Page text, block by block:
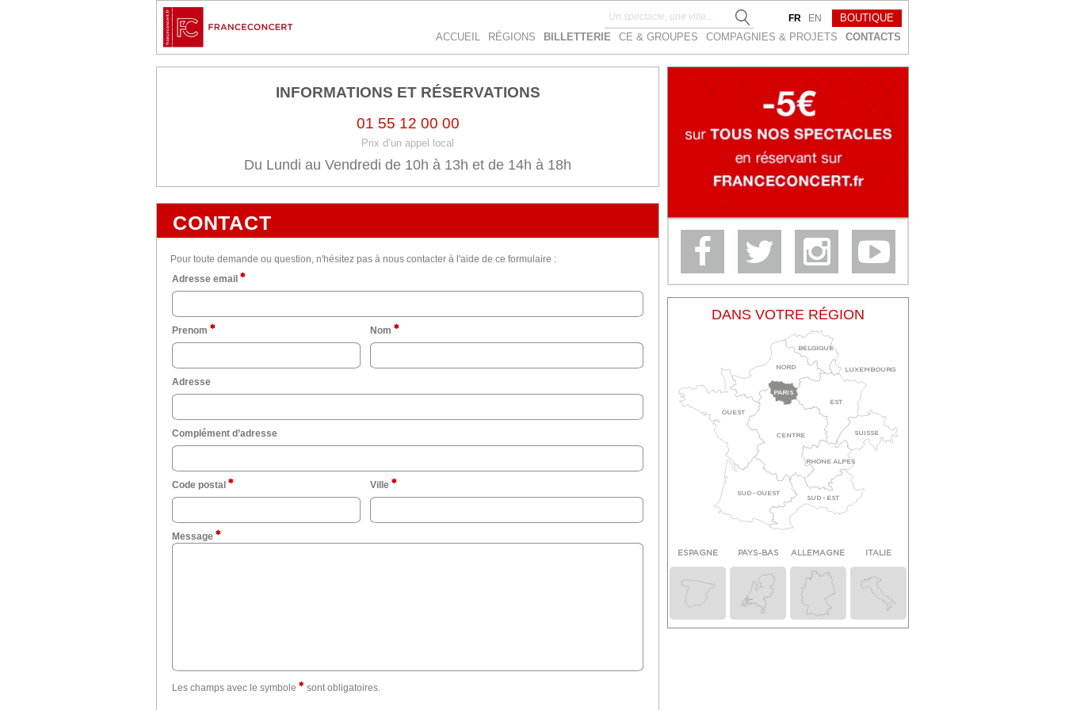
ACCUEIL RÉGIONS BILLETTERIE CE & GROUPES COMPAGNIES & PROJETS CONTACTS
FR EN BOUTIQUE
DANS VOTRE RÉGION
BELGIQUE
LUXEMBOURG
NORD
OUEST
EST
PARIS
SUD - OUEST
CENTRE
RHONE ALPES
SUD - EST
SUISSE
ESPAGNE PAYS-BAS ALLEMAGNE ITALIE
INFORMATIONS ET RÉSERVATIONS
01 55 12 00 00
Prix d’un appel local
Du Lundi au Vendredi de 10h à 13h et de 14h à 18h
CONTACT
Pour toute demande ou question, n'hésitez pas à nous contacter à l'aide de ce formulaire :
Adresse email
Nom
Prenom
Adresse
Complément d’adresse
Code postal Ville
Message
Les champs avec le symbole sont obligatoires.